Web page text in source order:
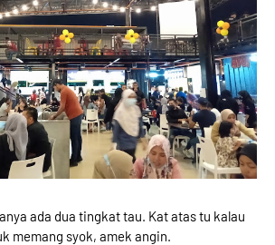
ada dua tingkat tau. Kat atas tu kalau
memang syok, amek angin.